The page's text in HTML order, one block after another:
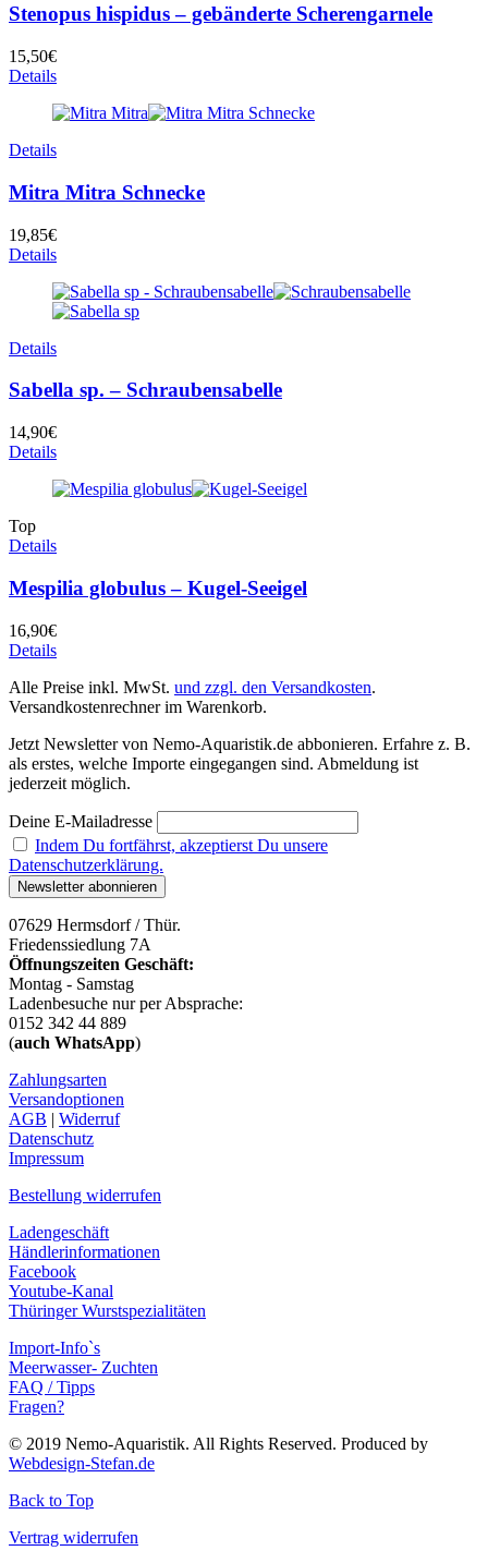
Stenopus hispidus – gebänderte Scherengarnele
15,50€
Details
Details
Mitra Mitra Schnecke
19,85€
Details
Details
Sabella sp. – Schraubensabelle
14,90€
Details
Top
Details
Mespilia globulus – Kugel-Seeigel
16,90€
Details
Alle Preise inkl. MwSt. und zzgl. den Versandkosten.
Versandkostenrechner im Warenkorb.
Jetzt Newsletter von Nemo-Aquaristik.de abbonieren. Erfahre z. B.
als erstes, welche Importe eingegangen sind. Abmeldung ist
jederzeit möglich.
Deine E-Mailadresse
Indem Du fortfährst, akzeptierst Du unsere
Datenschutzerklärung.
07629 Hermsdorf / Thür.
Friedenssiedlung 7A
Öffnungszeiten Geschäft:
Montag - Samstag
Ladenbesuche nur per Absprache:
0152 342 44 889
(auch WhatsApp)
Zahlungsarten
Versandoptionen
AGB | Widerruf
Datenschutz
Impressum
Bestellung widerrufen
Ladengeschäft
Händlerinformationen
Facebook
Youtube-Kanal
Thüringer Wurstspezialitäten
Import-Info`s
Meerwasser- Zuchten
FAQ / Tipps
Fragen?
© 2019 Nemo-Aquaristik. All Rights Reserved. Produced by
Webdesign-Stefan.de
Back to Top
Vertrag widerrufen